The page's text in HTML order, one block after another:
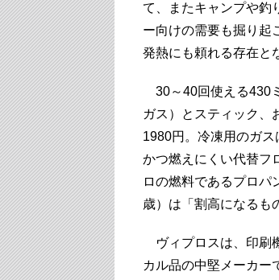
て、またキャンプや釣
ー向けの需要も掘り起
発熱にも頼れる存在と
30～40回使える430
ガス）とスティック、
1980円。冷凍用のガス
かつ燃えにくい代替フ
ロの燃料であるプロパ
歳）は「割高になるも
ヴィプロスは、印刷
カル品の中堅メーカー